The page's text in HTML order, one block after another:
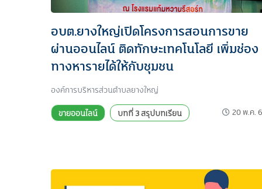
อบต.ยางใหญ่เปิดโครงการสอนการขาย
ผ่านออนไลน์ ติดทักษะเทคโนโลยี เพิ่มช่อง
ทางหารายได้ให้กับชุมชน
องค์การบริหารส่วนตำบลยางใหญ่
ขายออนไลน์ บทที่ 3 สรุปบทเรียน 20 พ.ค.